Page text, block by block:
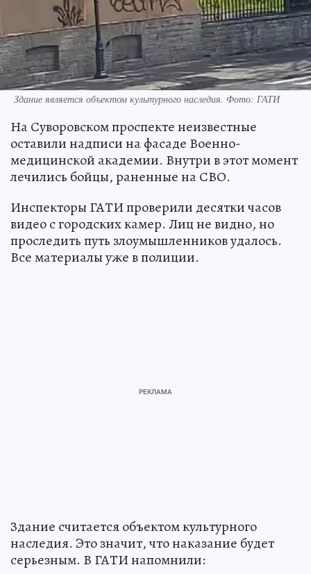
Здание является объектом культурного наследия. Фото: ГАТИ
На Суворовском проспекте неизвестные
оставили надписи на фасаде Военно-
медицинской академии. Внутри в этот момент
лечились бойцы, раненные на СВО.
Инспекторы ГАТИ проверили десятки часов
видео с городских камер. Лиц не видно, но
проследить путь злоумышленников удалось.
Все материалы уже в полиции.
Здание считается объектом культурного
наследия. Это значит, что наказание будет
серьезным. В ГАТИ напомнили: